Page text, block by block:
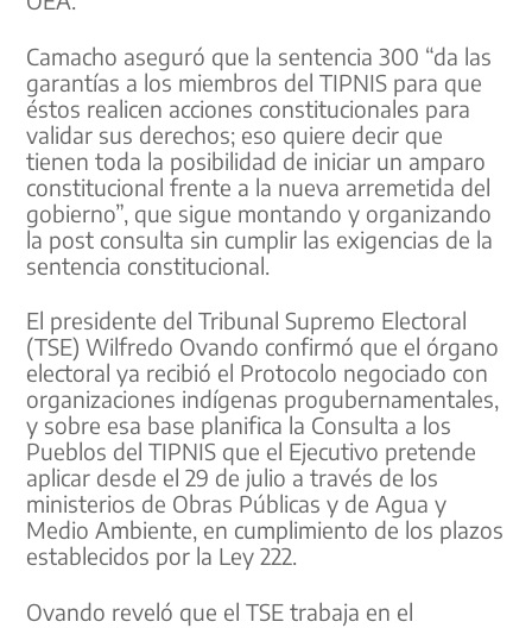
Camacho aseguró que la sentencia 300 “da las
garantías a los miembros del TIPNIS para que
éstos realicen acciones constitucionales para
validar sus derechos; eso quiere decir que
tienen toda la posibilidad de iniciar un amparo
constitucional frente a la nueva arremetida del
gobierno”, que sigue montando y organizando
la post consulta sin cumplir las exigencias de la
sentencia constitucional.
El presidente del Tribunal Supremo Electoral
(TSE) Wilfredo Ovando confirmó que el órgano
electoral ya recibió el Protocolo negociado con
organizaciones indígenas progubernamentales,
y sobre esa base planifica la Consulta a los
Pueblos del TIPNIS que el Ejecutivo pretende
aplicar desde el 29 de julio a través de los
ministerios de Obras Públicas y de Agua y
Medio Ambiente, en cumplimiento de los plazos
establecidos por la Ley 222.
Ovando reveló que el TSE trabaja en el